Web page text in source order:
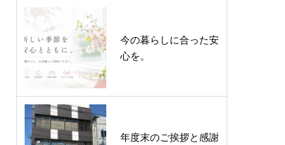
今の暮らしに合った安
心を。
年度末のご挨拶と感謝